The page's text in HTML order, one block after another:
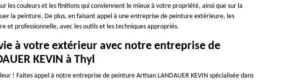
les couleurs et les finitions qui conviennent le mieux à votre propriété, ainsi que sur la
la peinture. De plus, en faisant appel à une entreprise de peinture extérieure, les
et professionnelle, avec les outils et les techniques appropriés.
à votre extérieur avec notre entreprise de
KEVIN à Thyl
! Faites appel à notre entreprise de peinture Artisan LANDAUER KEVIN spécialisée dans